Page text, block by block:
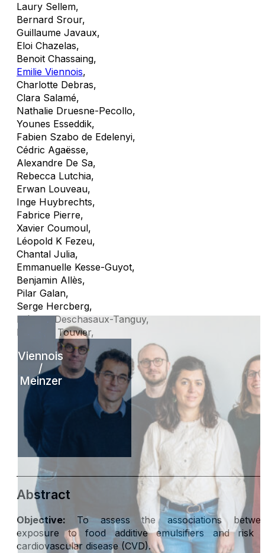
Laury Sellem,
Bernard Srour,
Guillaume Javaux,
Eloi Chazelas,
Benoit Chassaing,
Emilie Viennois,
Charlotte Debras,
Clara Salamé,
Nathalie Druesne-Pecollo,
Younes Esseddik,
Fabien Szabo de Edelenyi,
Cédric Agaësse,
Alexandre De Sa,
Rebecca Lutchia,
Erwan Louveau,
Inge Huybrechts,
Fabrice Pierre,
Xavier Coumoul,
Léopold K Fezeu,
Chantal Julia,
Emmanuelle Kesse-Guyot,
Benjamin Allès,
Pilar Galan,
Serge Hercberg,
Mélanie Deschasaux-Tanguy,
Mathilde Touvier,
Viennois
/
Meinzer
Abstract
Objective: To assess the associations
exposure to food additive emulsifiers and risk
cardiovascular disease (CVD).